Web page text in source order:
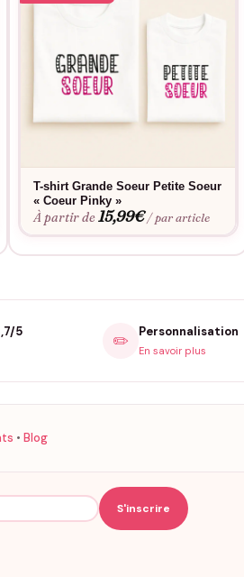
T-shirt Grande Soeur Petite Soeur
« Coeur Pinky »
À partir de15,99€ / par article
5 ✏️ Personnalisation
En savoir plus
• Blog